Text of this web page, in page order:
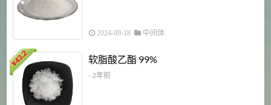
2024-09-18 中间体
¥
43.2 软脂酸乙酯 99%
- 2年前